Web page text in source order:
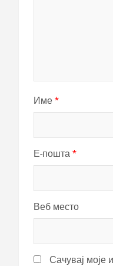
Име *
Е-пошта *
Веб место
Сачувај моје